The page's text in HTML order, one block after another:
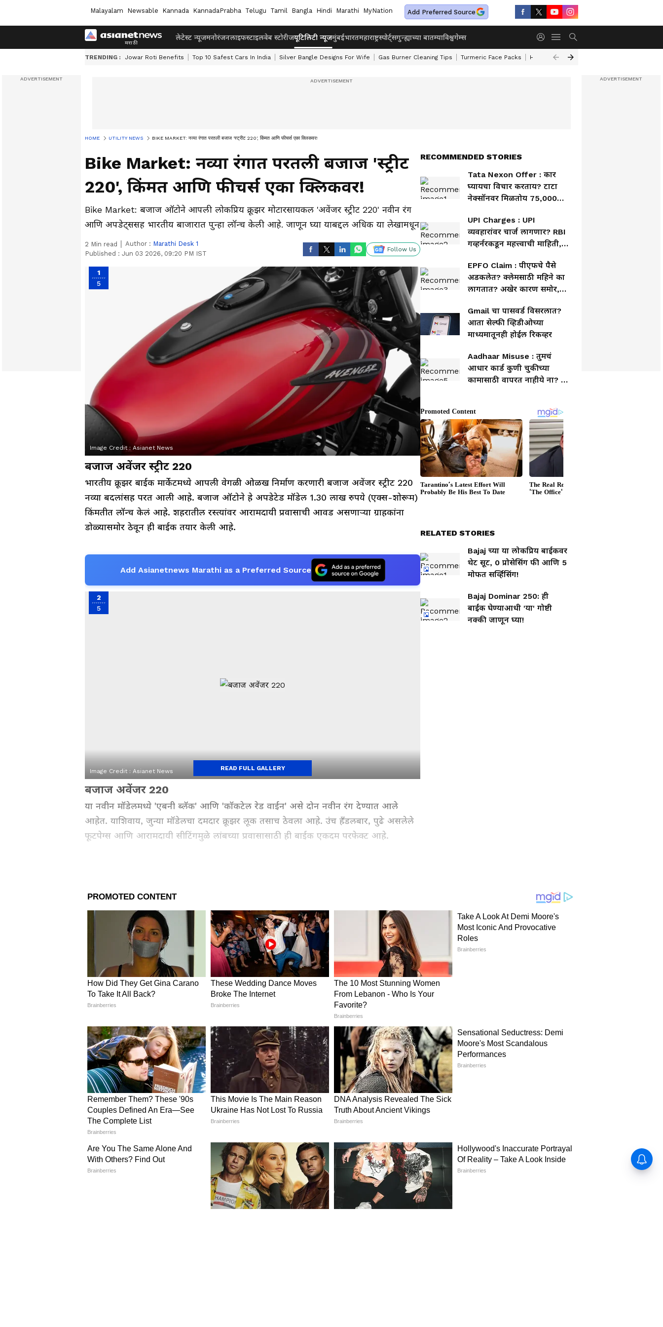
Malayalam Newsable Kannada KannadaPrabha Telugu Tamil Bangla Hindi Marathi MyNation Add Preferred Source
लेटेस्ट न्यूजमनोरंजनलाइफस्टाइलवेब स्टोरीजयूटिलिटी न्यूजमुंबईभारतमहाराष्ट्रस्पोर्ट्सगुन्ह्याच्या बातम्याविश्वगेम्स
TRENDING : Jowar Roti Benefits Top 10 Safest Cars In India Silver Bangle Designs For Wife Gas Burner Cleaning Tips Turmeric Face Packs Home Cleaning Tips
HOME UTILITY NEWS BIKE MARKET: नव्या रंगात परतली बजाज 'स्ट्रीट 220', किंमत आणि फीचर्स एका क्लिकवर!
Bike Market: नव्या रंगात परतली बजाज 'स्ट्रीट
220', किंमत आणि फीचर्स एका क्लिकवर!
Bike Market: बजाज ऑटोने आपली लोकप्रिय क्रूझर मोटारसायकल 'अवेंजर स्ट्रीट 220' नवीन रंग
आणि अपडेट्ससह भारतीय बाजारात पुन्हा लॉन्च केली आहे. जाणून घ्या याबद्दल अधिक या लेखामधून
2 Min read Author : Marathi Desk 1
Published : Jun 03 2026, 09:20 PM IST
Follow Us
1
5
Image Credit : Asianet News
बजाज अवेंजर स्ट्रीट 220
भारतीय क्रूझर बाईक मार्केटमध्ये आपली वेगळी ओळख निर्माण करणारी बजाज अवेंजर स्ट्रीट 220
नव्या बदलांसह परत आली आहे. बजाज ऑटोने हे अपडेटेड मॉडेल 1.30 लाख रुपये (एक्स-शोरूम)
किंमतीत लॉन्च केलं आहे. शहरातील रस्त्यांवर आरामदायी प्रवासाची आवड असणाऱ्या ग्राहकांना
डोळ्यासमोर ठेवून ही बाईक तयार केली आहे.
Add Asianetnews Marathi as a Preferred Source
2
5
Image Credit : Asianet News
बजाज अवेंजर 220
या नवीन मॉडेलमध्ये 'एबनी ब्लॅक' आणि 'कॉकटेल रेड वाईन' असे दोन नवीन रंग देण्यात आले
आहेत. याशिवाय, जुन्या मॉडेलचा दमदार क्रूझर लूक तसाच ठेवला आहे. उंच हँडलबार, पुढे असलेले
फूटपेग्स आणि आरामदायी सीटिंगमुळे लांबच्या प्रवासासाठी ही बाईक एकदम परफेक्ट आहे.
Bajaj च्या या लोकप्रिय बाईकवर थेट
सूट, 0 प्रोसेसिंग फी आणि 5 मोफत
सर्व्हिसिंग!
घेण्याआधी 'या' गोष्टी नक्की जाणून
घ्या!
3
5
READ FULL GALLERY
RECOMMENDED STORIES
Tata Nexon Offer : कार
घ्यायचा विचार करताय? टाटा
नेक्सॉनवर मिळतोय 75,000
UPI Charges : UPI
व्यवहारांवर चार्ज लागणार? RBI
गव्हर्नरकडून महत्त्वाची माहिती,
EPFO Claim : पीएफचे पैसे
अडकलेत? क्लेमसाठी महिने का
लागतात? अखेर कारण समोर,
Gmail चा पासवर्ड विसरलात?
आता सेल्फी व्हिडीओच्या
माध्यमातूनही होईल रिकव्हर
Aadhaar Misuse : तुमचं
आधार कार्ड कुणी चुकीच्या
कामासाठी वापरत नाहीये ना? २
RELATED STORIES
Bajaj च्या या लोकप्रिय बाईकवर
थेट सूट, 0 प्रोसेसिंग फी आणि 5
मोफत सर्व्हिसिंग!
Bajaj Dominar 250: ही
बाईक घेण्याआधी 'या' गोष्टी
नक्की जाणून घ्या!